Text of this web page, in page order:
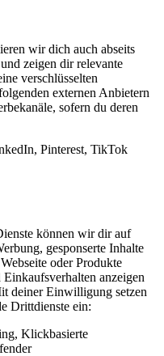
wir dich auch abseits
zeigen dir relevante
verschlüsselten
externen Anbietern
sofern du deren
Pinterest, TikTok
können wir dir auf
gesponserte Inhalte
oder Produkte
anzeigen
deiner Einwilligung setzen
Drittdienste ein:
Klickbasierte